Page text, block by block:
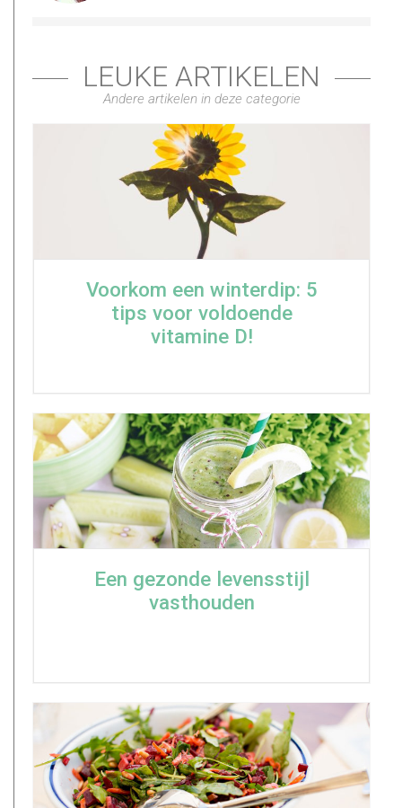
LEUKE ARTIKELEN
Andere artikelen in deze categorie
Voorkom een winterdip: 5
tips voor voldoende
vitamine D!
Een gezonde levensstijl
vasthouden